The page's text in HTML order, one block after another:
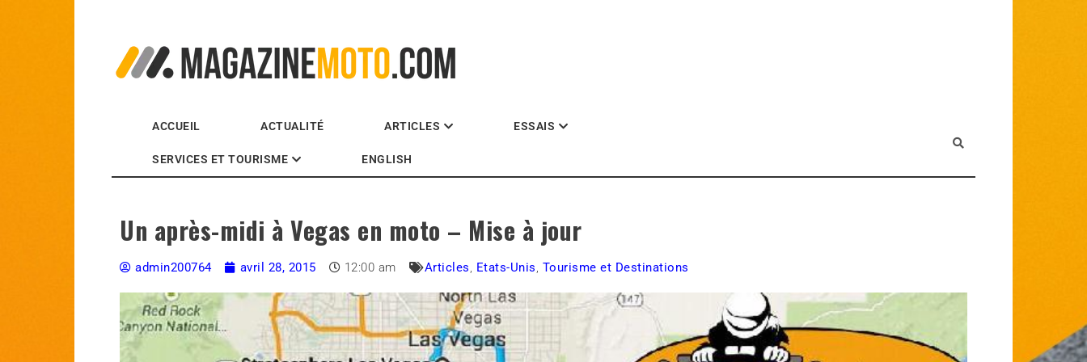
ACCUEIL ACTUALITÉ ARTICLES ESSAIS
SERVICES ET TOURISME ENGLISH
Un après-midi à Vegas en moto – Mise à jour
admin200764 avril 28, 2015 12:00 am Articles, Etats-Unis, Tourisme et Destinations